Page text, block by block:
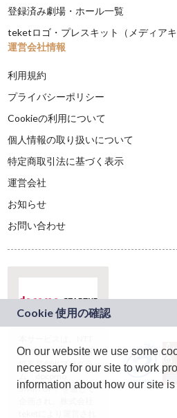
登録済み劇場・ホール一覧
teketロゴ・プレスキット（メディアキ
運営会社情報
利用規約
プライバシーポリシー
Cookieの利用について
個人情報の取り扱いについて
特定商取引法に基づく表示
運営会社
お知らせ
お問い合わせ
ドコモグループの新
規事業創出プログラ
ム「docomo
STARTUP」を通じて
On our website we use some
necessary for our site to work
information about how our site is